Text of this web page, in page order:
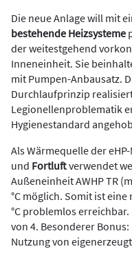
Die neue Anlage will mit
bestehende Heizsysteme
der weitestgehend
Inneneinheit. Sie
mit Pumpen-Anbausatz.
Durchlaufprinzip
Legionellenproblematik
Hygienestandard
Als Wärmequelle der
und Fortluftverwendet
Außeneinheit AWHP TR
°C möglich. Somit ist eine
°C problemlos
von 4. Besonderer
Nutzung von